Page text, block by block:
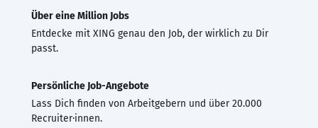
Über eine Million Jobs
Entdecke mit XING genau den Job, der wirklich zu Dir
passt.
Persönliche Job-Angebote
Lass Dich finden von Arbeitgebern und über 20.000
Recruiter·innen.